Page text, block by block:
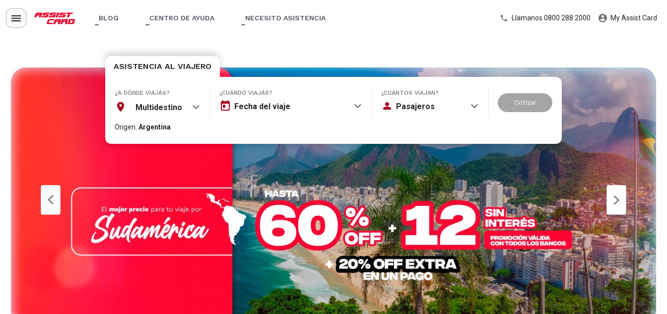
BLOG CENTRO DE AYUDA NECESITO ASISTENCIA Llamanos 0800 288 2000 My Assist Card
ASISTENCIA AL VIAJERO
¿A DÓNDE VIAJÁS?
Multidestino
¿CUÁNDO VIAJÁS?
Fecha del viaje
¿CUÁNTOS VIAJAN?
Pasajeros Cotizar
Origen: Argentina